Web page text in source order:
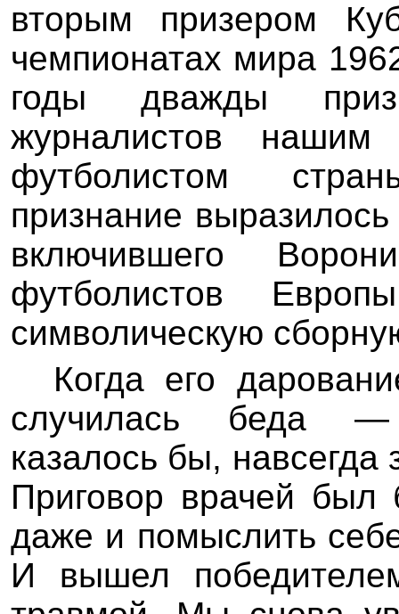
вторым призером
чемпионатах мира
годы дважды
журналистов нашим
футболистом
признание
включившего
футболистов
символическую
Когда его
случилась беда —
казалось бы,
Приговор врачей
даже и помыслить
И вышел